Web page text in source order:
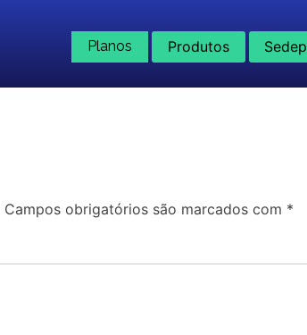
Planos Produtos Sedep
Campos obrigatórios são marcados com *